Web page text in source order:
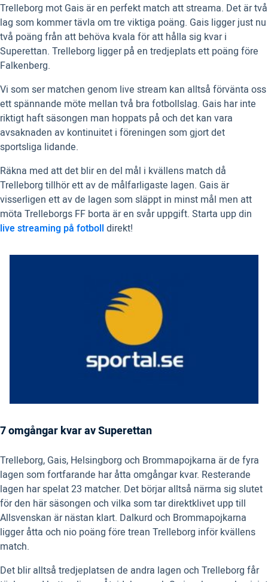
Trelleborg mot Gais är en perfekt match att streama. Det är två
lag som kommer tävla om tre viktiga poäng. Gais ligger just nu
två poäng från att behöva kvala för att hålla sig kvar i
Superettan. Trelleborg ligger på en tredjeplats ett poäng före
Falkenberg.
Vi som ser matchen genom live stream kan alltså förvänta oss
ett spännande möte mellan två bra fotbollslag. Gais har inte
riktigt haft säsongen man hoppats på och det kan vara
avsaknaden av kontinuitet i föreningen som gjort det
sportsliga lidande.
Räkna med att det blir en del mål i kvällens match då
Trelleborg tillhör ett av de målfarligaste lagen. Gais är
visserligen ett av de lagen som släppt in minst mål men att
möta Trelleborgs FF borta är en svår uppgift. Starta upp din
live streaming på fotboll direkt!
7 omgångar kvar av Superettan
Trelleborg, Gais, Helsingborg och Brommapojkarna är de fyra
lagen som fortfarande har åtta omgångar kvar. Resterande
lagen har spelat 23 matcher. Det börjar alltså närma sig slutet
för den här säsongen och vilka som tar direktklivet upp till
Allsvenskan är nästan klart. Dalkurd och Brommapojkarna
ligger åtta och nio poäng före trean Trelleborg inför kvällens
match.
Det blir alltså tredjeplatsen de andra lagen och Trelleborg får